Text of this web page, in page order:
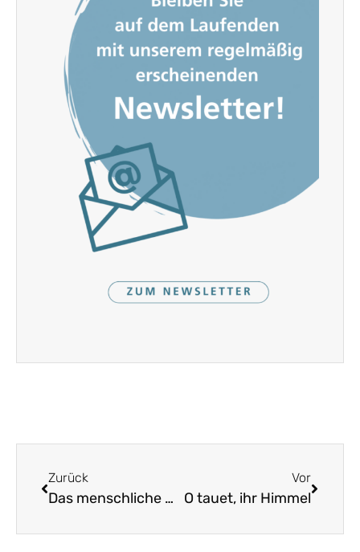
Zurück
Das menschliche Leben eilt schnelle dahin
Vor
O tauet, ihr Himmel